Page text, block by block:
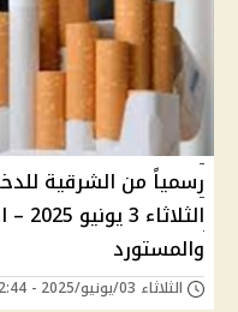
رسمياً من الشرقية
والمستورد
الثلاثاء 03/يونيو/2025 - 12:44 م